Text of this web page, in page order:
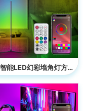
蓝牙智能LED幻彩墙角灯方案